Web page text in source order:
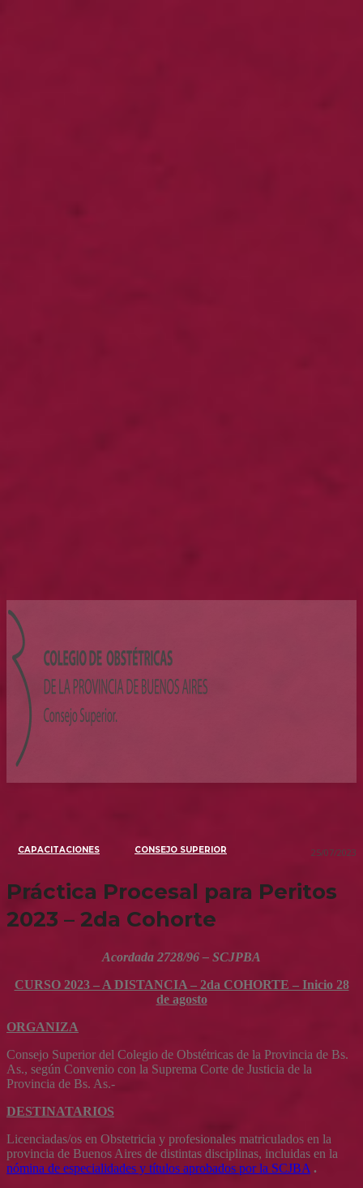
CAPACITACIONES CONSEJO SUPERIOR 25/07/2023
Práctica Procesal para Peritos
2023 – 2da Cohorte
Acordada 2728/96 – SCJPBA
CURSO 2023 – A DISTANCIA – 2da COHORTE – Inicio 28
de agosto
ORGANIZA
Consejo Superior del Colegio de Obstétricas de la Provincia de Bs.
As., según Convenio con la Suprema Corte de Justicia de la
Provincia de Bs. As.-
DESTINATARIOS
Licenciadas/os en Obstetricia y profesionales matriculados en la
provincia de Buenos Aires de distintas disciplinas, incluidas en la
nómina de especialidades y títulos aprobados por la SCJBA .